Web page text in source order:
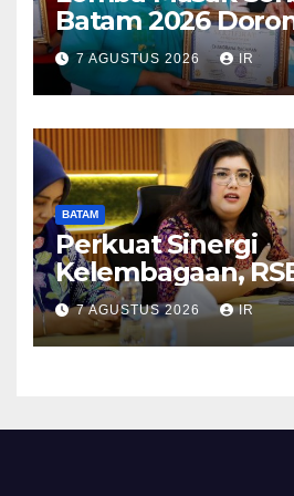
Batam 2026
Makan Ikan
7 AGUSTUS 2026 IR
BATAM
Perkuat Sinergi
Kelembagaan,
dan BPOM
Pelayanan dan
Obat Aman
7 AGUSTUS 2026 IR